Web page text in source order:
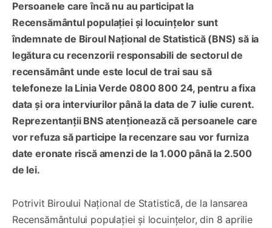
Persoanele care încă nu au participat la
Recensământul populației și locuințelor sunt
îndemnate de Biroul Național de Statistică (BNS) să ia
legătura cu recenzorii responsabili de sectorul de
recensământ unde este locul de trai sau să
telefoneze la Linia Verde 0800 800 24, pentru a fixa
data și ora interviurilor până la data de 7 iulie curent.
Reprezentanții BNS atenționează că persoanele care
vor refuza să participe la recenzare sau vor furniza
date eronate riscă amenzi de la 1.000 până la 2.500
de lei.
Potrivit Biroului Național de Statistică, de la lansarea
Recensământului populației și locuințelor, din 8 aprilie